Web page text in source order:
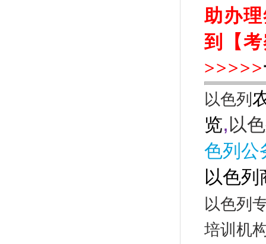
助办
到【
>>>>>
以色列
览,以
色列公
以色列
以色列
培训机